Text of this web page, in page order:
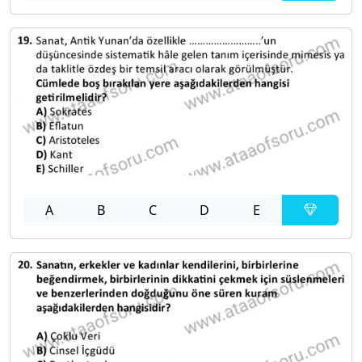
A B C D E